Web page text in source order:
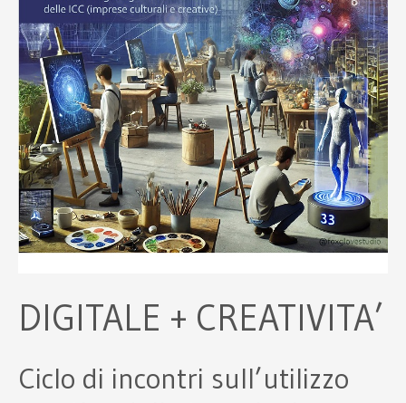
DIGITALE + CREATIVITA’
Ciclo di incontri sull’utilizzo